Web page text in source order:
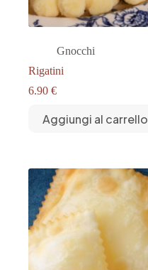
Gnocchi
Rigatini
6.90 €
Aggiungi al carrello